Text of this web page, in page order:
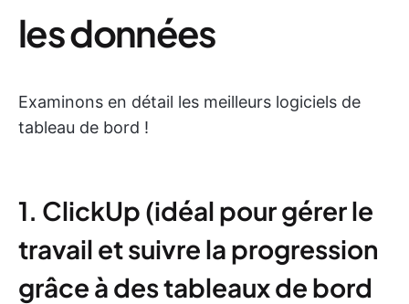
les données
Examinons en détail les meilleurs logiciels de
tableau de bord !
1. ClickUp (idéal pour gérer le
travail et suivre la progression
grâce à des tableaux de bord